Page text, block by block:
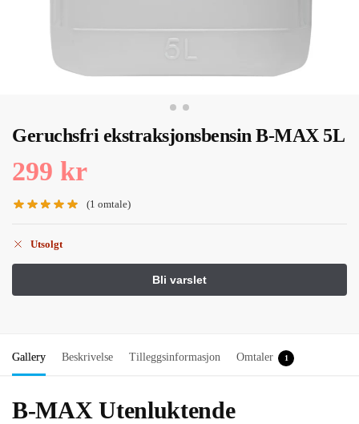
Geruchsfri ekstraksjonsbensin B-MAX 5L
299 kr
(1 omtale)
Utsolgt
Gallery Beskrivelse Tilleggsinformasjon Omtaler 1
B-MAX Utenluktende